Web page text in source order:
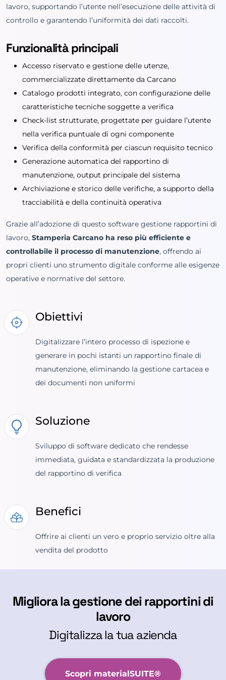
lavoro, supportando l’utente nell’esecuzione delle attività di
controllo e garantendo l’uniformità dei dati raccolti.
Funzionalità principali
Accesso riservato e gestione delle utenze,
commercializzate direttamente da Carcano
Catalogo prodotti integrato, con configurazione delle
caratteristiche tecniche soggette a verifica
Check-list strutturate, progettate per guidare l’utente
nella verifica puntuale di ogni componente
Verifica della conformità per ciascun requisito tecnico
Generazione automatica del rapportino di
manutenzione, output principale del sistema
Archiviazione e storico delle verifiche, a supporto della
tracciabilità e della continuità operativa
Grazie all’adozione di questo software gestione rapportini di
lavoro, Stamperia Carcano ha reso più efficiente e
controllabile il processo di manutenzione, offrendo ai
propri clienti uno strumento digitale conforme alle esigenze
operative e normative del settore.
Obiettivi
Digitalizzare l’intero processo di ispezione e
generare in pochi istanti un rapportino finale di
manutenzione, eliminando la gestione cartacea e
dei documenti non uniformi
Soluzione
Sviluppo di software dedicato che rendesse
immediata, guidata e standardizzata la produzione
del rapportino di verifica
Benefici
Offrire ai clienti un vero e proprio servizio oltre alla
vendita del prodotto
Migliora la gestione dei rapportini di
lavoro
Digitalizza la tua azienda
Scopri materialSUITE®